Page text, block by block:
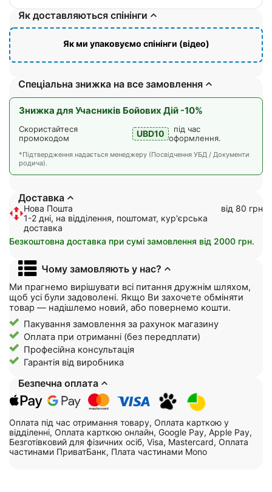
Як доставляються спінінги
Як ми упаковуємо спінінги (відео)
Спеціальна знижка на все замовлення
Знижка для Учасників Бойових Дій -10%
Скористайтеся
промокодом
UBD10
під час
оформлення.
*Підтвердження надається менеджеру (Посвідчення УБД / Документи
родича).
Доставка
Нова Пошта
1-2 дні, на відділення, поштомат, кур'єрська
доставка
від 80 грн
Безкоштовна доставка при сумі замовлення від 2000 грн.
Чому замовляють у нас?
Ми прагнемо вирішувати всі питання дружнім шляхом,
щоб усі були задоволені. Якщо Ви захочете обміняти
товар — надішлемо новий, або повернемо кошти.
Пакування замовлення за рахунок магазину
Оплата при отриманні (без передплати)
Професійна консультація
Гарантія від виробника
Безпечна оплата
Оплата під час отримання товару, Оплата карткою у
відділенні, Оплата карткою онлайн, Google Pay, Apple Pay,
Безготівковий для фізичних осіб, Visa, Mastercard, Оплата
частинами ПриватБанк, Плата частинами Mono